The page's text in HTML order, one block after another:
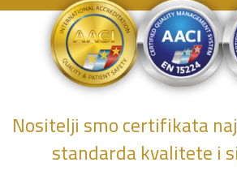
Nositelji smo certifikata
standarda kvalitete i